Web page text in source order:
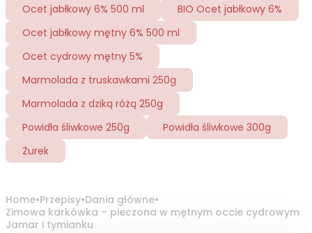
Ocet jabłkowy 6% 500 ml
BIO Ocet jabłkowy 6%
Ocet jabłkowy mętny 6% 500 ml
Ocet cydrowy mętny 5%
Marmolada z truskawkami 250g
Marmolada z dziką różą 250g
Powidła śliwkowe 250g
Powidła śliwkowe 300g
Żurek
Home•Przepisy•Dania główne•
Zimowa karkówka – pieczona w mętnym occie cydrowym
Jamar i tymianku